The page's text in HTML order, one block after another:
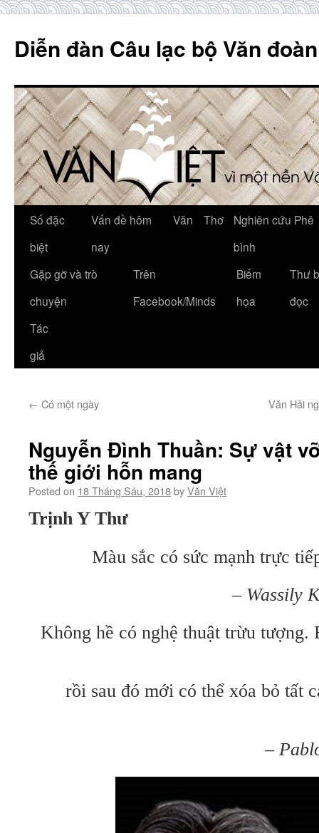
content
Diễn đàn Câu lạc bộ Văn
Số đặc
biệt
Vấn đề hôm
nay
Văn Thơ
Nghiên cứu Phê
bình
Gặp gỡ và trò
chuyện
Trên
Facebook/Minds
Biếm
họa
Thư
đọc
Tác
giả
← Có một ngày Văn Hải
Nguyễn Đình Thuần: Sự vật
thế giới hỗn mang
Posted on 18 Tháng Sáu, 2018byVăn Việt
Trịnh Y Thư
Màu sắc có sức mạnh trực
– Wassily
Không hề có nghệ thuật trừu tượng.
rồi sau đó mới có thể xóa bỏ tất
–